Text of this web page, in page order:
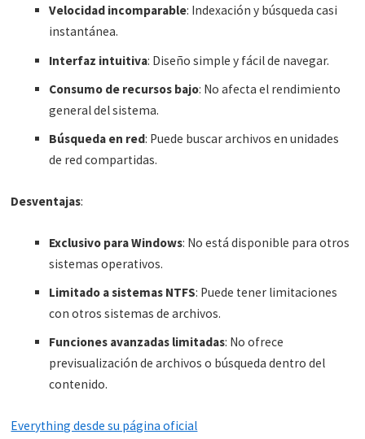
Velocidad incomparable: Indexación y búsqueda casi
instantánea.
Interfaz intuitiva: Diseño simple y fácil de navegar.
Consumo de recursos bajo: No afecta el rendimiento
general del sistema.
Búsqueda en red: Puede buscar archivos en unidades
de red compartidas.
Desventajas:
Exclusivo para Windows: No está disponible para otros
sistemas operativos.
Limitado a sistemas NTFS: Puede tener limitaciones
con otros sistemas de archivos.
Funciones avanzadas limitadas: No ofrece
previsualización de archivos o búsqueda dentro del
contenido.
Everything desde su página oficial